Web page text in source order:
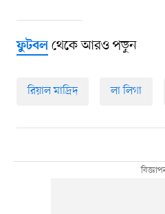
ফুটবলথেকে আরও পড়ুন
রিয়াল মাদ্রিদ লা লিগা